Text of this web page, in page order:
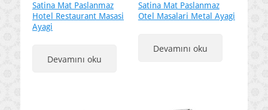
Satina Mat Paslanmaz
Hotel Restaurant Masasi
Ayagi
Devamını oku
Satina Mat Paslanmaz
Otel Masalari Metal Ayagi
Devamını oku